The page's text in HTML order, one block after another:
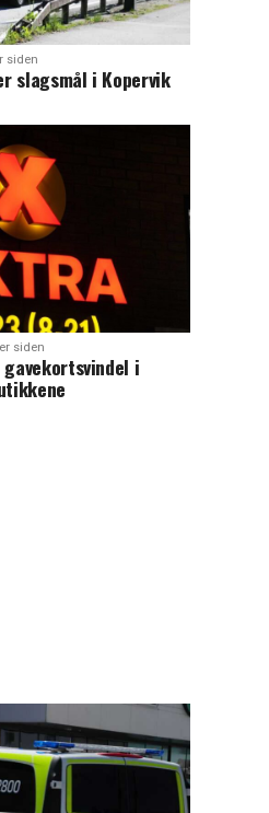
siden
slagsmål i Kopervik
siden
i